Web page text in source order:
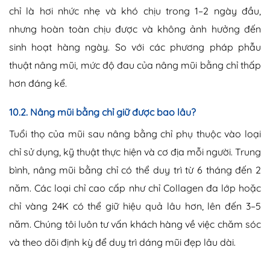
chỉ là hơi nhức nhẹ và khó chịu trong 1–2 ngày đầu,
nhưng hoàn toàn chịu được và không ảnh hưởng đến
sinh hoạt hàng ngày. So với các phương pháp phẫu
thuật nâng mũi, mức độ đau của nâng mũi bằng chỉ thấp
hơn đáng kể.
10.2. Nâng mũi bằng chỉ giữ được bao lâu?
Tuổi thọ của mũi sau nâng bằng chỉ phụ thuộc vào loại
chỉ sử dụng, kỹ thuật thực hiện và cơ địa mỗi người. Trung
bình, nâng mũi bằng chỉ có thể duy trì từ 6 tháng đến 2
năm. Các loại chỉ cao cấp như chỉ Collagen đa lớp hoặc
chỉ vàng 24K có thể giữ hiệu quả lâu hơn, lên đến 3–5
năm. Chúng tôi luôn tư vấn khách hàng về việc chăm sóc
và theo dõi định kỳ để duy trì dáng mũi đẹp lâu dài.